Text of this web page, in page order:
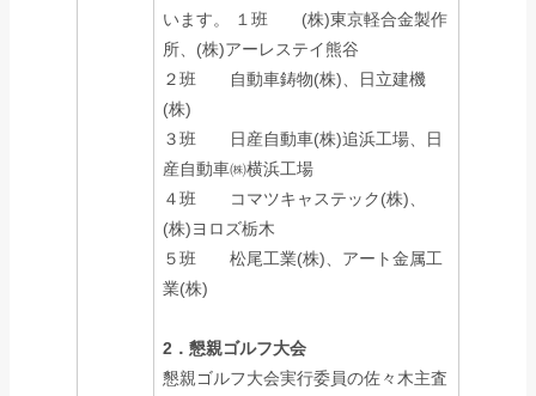
います。 １班 (株)東京軽合金製作
所、(株)アーレステイ熊谷
２班 自動車鋳物(株)、日立建機
(株)
３班 日産自動車(株)追浜工場、日
産自動車㈱横浜工場
４班 コマツキャステック(株)、
(株)ヨロズ栃木
５班 松尾工業(株)、アート金属工
業(株)
2．懇親ゴルフ大会
懇親ゴルフ大会実行委員の佐々木主査